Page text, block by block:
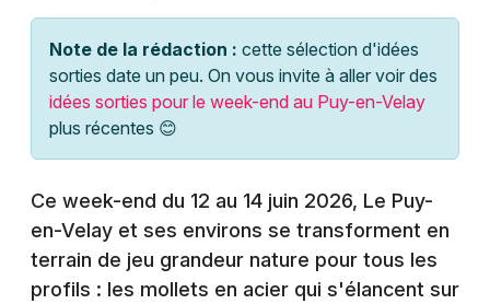
Spectacles
Concerts
Sports
Soirées
Sorties famille
Montpellier
Nantes
Nice
Paris
Strasbourg
Toulouse
Toutes les villes
Note de la rédaction : cette sélection d'idées
sorties date un peu. On vous invite à aller voir des
idées sorties pour le week-end au Puy-en-Velay
plus récentes 😊
Ce week-end du 12 au 14 juin 2026, Le Puy-
en-Velay et ses environs se transforment en
terrain de jeu grandeur nature pour tous les
profils : les mollets en acier qui s'élancent sur